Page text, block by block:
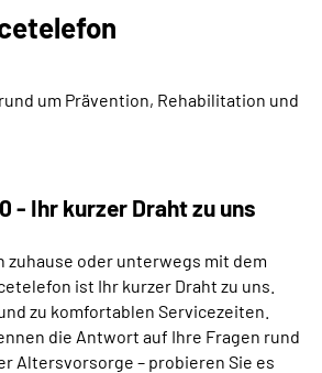
um Prävention, Rehabilitation und
- Ihr kurzer Draht zu uns
zuhause oder unterwegs mit dem
ist Ihr kurzer Draht zu uns.
zu komfortablen Servicezeiten.
die Antwort auf Ihre Fragen rund
Altersvorsorge – probieren Sie es